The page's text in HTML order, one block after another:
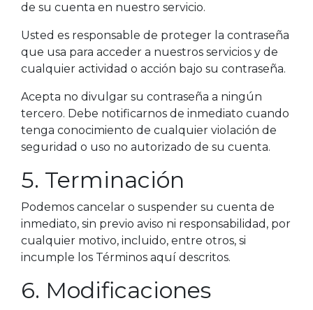
de su cuenta en nuestro servicio.
Usted es responsable de proteger la contraseña
que usa para acceder a nuestros servicios y de
cualquier actividad o acción bajo su contraseña.
Acepta no divulgar su contraseña a ningún
tercero. Debe notificarnos de inmediato cuando
tenga conocimiento de cualquier violación de
seguridad o uso no autorizado de su cuenta.
5. Terminación
Podemos cancelar o suspender su cuenta de
inmediato, sin previo aviso ni responsabilidad, por
cualquier motivo, incluido, entre otros, si
incumple los Términos aquí descritos.
6. Modificaciones